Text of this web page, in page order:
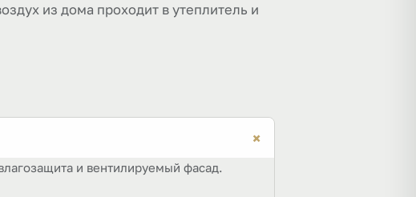
из дома проходит в утеплитель и
+
и вентилируемый фасад.